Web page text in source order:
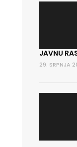
JAVNU
29. SRPNJA